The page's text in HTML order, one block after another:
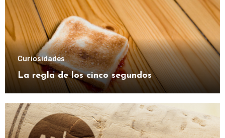
Curiosidades
La regla de los cinco segundos